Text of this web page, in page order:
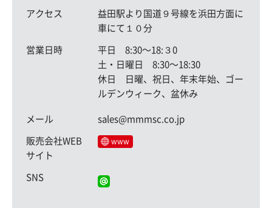
アクセス
益田駅より国道９号線を浜田方面に
車にて１０分
営業日時
平日 8:30〜18:３0
土・日曜日 8:30〜18:30
休日 日曜、祝日、年末年始、ゴー
ルデンウィーク、盆休み
メール sales@mmmsc.co.jp
販売会社WEB
サイト
www
SNS